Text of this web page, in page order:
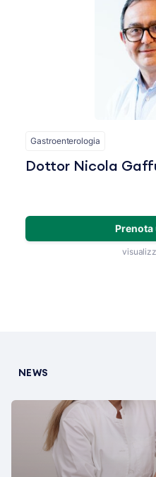
Gastroenterologia
Dottor Nicola
Prenota
NEWS